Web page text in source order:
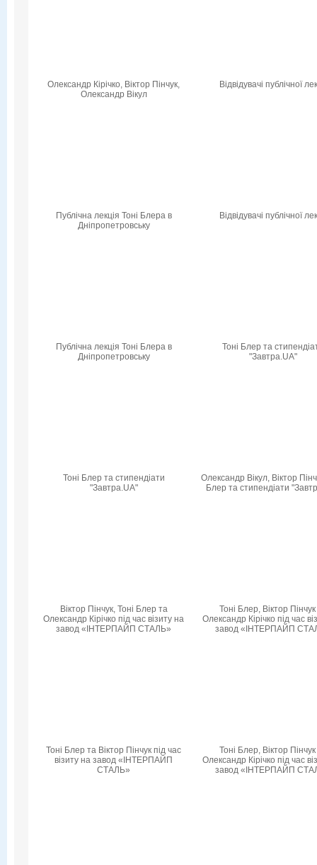
Олександр Кірічко, Віктор Пінчук,
Олександр Вікул
Відвідувачі публічної
Публічна лекція Тоні Блера в
Дніпропетровську
Відвідувачі публічної
Публічна лекція Тоні Блера в
Дніпропетровську
Тоні Блер та
"Завтра.UA"
Тоні Блер та стипендіати
"Завтра.UA"
Олександр Вікул, Віктор
Блер та стипендіати
Віктор Пінчук, Тоні Блер та
Олександр Кірічко під час візиту на
завод «ІНТЕРПАЙП СТАЛЬ»
Тоні Блер, Віктор
Олександр Кірічко під час
завод «ІНТЕРПАЙП
Тоні Блер та Віктор Пінчук під час
візиту на завод «ІНТЕРПАЙП
СТАЛЬ»
Тоні Блер, Віктор
Олександр Кірічко під час
завод «ІНТЕРПАЙП